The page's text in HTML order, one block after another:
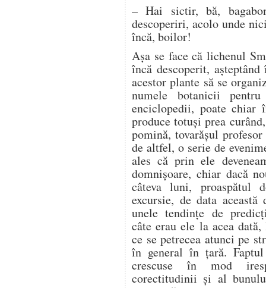
– Hai sictir, bă,
descoperiri, acolo unde
încă, boilor!
Aşa se face că lichenul
încă descoperit,
acestor plante să se
numele botanicii
enciclopedii, poate chiar
produce totuşi prea
pomină, tovarăşul
de altfel, o serie de
ales că prin ele
domnişoare, chiar dacă
câteva luni, proaspătul
excursie, de data
unele tendinţe de
câte erau ele la acea
ce se petrecea atunci pe
în general în ţară.
crescuse în mod
corectitudinii şi al